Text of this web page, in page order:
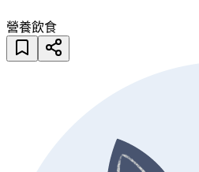
營養飲食